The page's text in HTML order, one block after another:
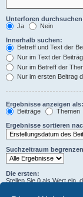
Unterforen
Ja
Nein
Innerhalb suchen:
Betreff und Text der
Nur im Text der
Nur im Betreff der
Nur im ersten Beitrag
Ergebnisse anzeigen als:
Beiträge
Themen
Ergebnisse sortieren
Suchzeitraum
Die ersten:
Stellen Sie 0 als Wert ein,